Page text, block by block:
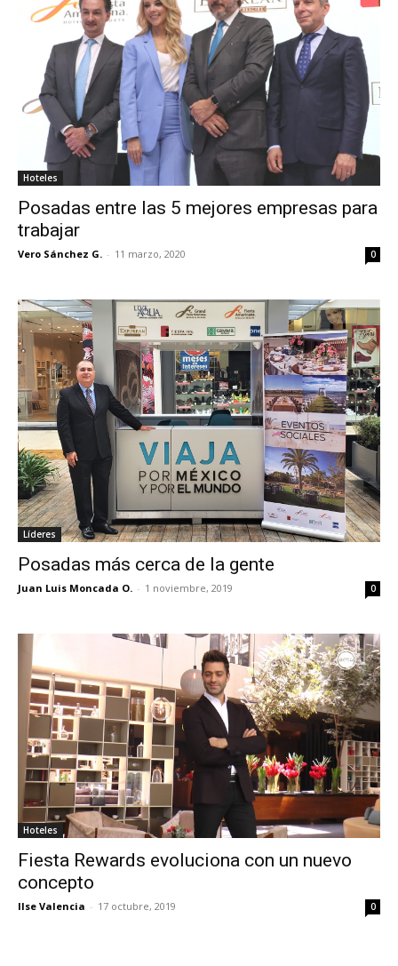
Hoteles
Posadas entre las 5 mejores empresas para
trabajar
Vero Sánchez G. - 11 marzo, 2020 0
Líderes
Posadas más cerca de la gente
Juan Luis Moncada O. - 1 noviembre, 2019 0
Hoteles
Fiesta Rewards evoluciona con un nuevo
concepto
Ilse Valencia - 17 octubre, 2019 0